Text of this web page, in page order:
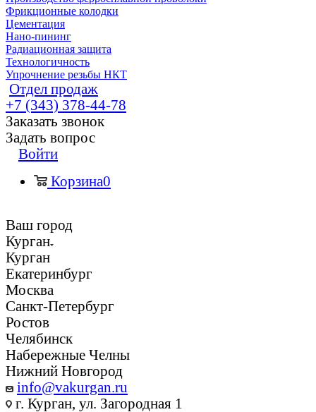
Фрикционные колодки
Цементация
Нано-пининг
Радиационная защита
Технологичность
Упрочнение резьбы НКТ
Отдел продаж
+7 (343) 378-44-78
Заказать звонок
Задать вопрос
Войти
Корзина0
Ваш город
Курган
Курган
Екатеринбург
Москва
Санкт-Петербург
Ростов
Челябинск
Набережные Челны
Нижний Новгород
info@vakurgan.ru
г. Курган, ул. Загородная 1